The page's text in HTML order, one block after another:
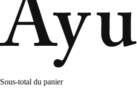
Sous-total du panier